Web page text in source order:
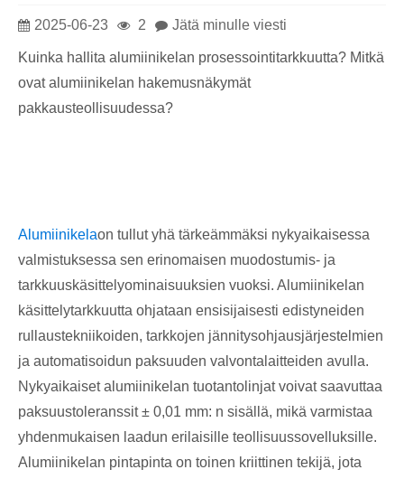
2025-06-23 2 Jätä minulle viesti
Kuinka hallita alumiinikelan prosessointitarkkuutta? Mitkä
ovat alumiinikelan hakemusnäkymät
pakkausteollisuudessa?
Alumiinikelaon tullut yhä tärkeämmäksi nykyaikaisessa
valmistuksessa sen erinomaisen muodostumis- ja
tarkkuuskäsittelyominaisuuksien vuoksi. Alumiinikelan
käsittelytarkkuutta ohjataan ensisijaisesti edistyneiden
rullaustekniikoiden, tarkkojen jännitysohjausjärjestelmien
ja automatisoidun paksuuden valvontalaitteiden avulla.
Nykyaikaiset alumiinikelan tuotantolinjat voivat saavuttaa
paksuustoleranssit ± 0,01 mm: n sisällä, mikä varmistaa
yhdenmukaisen laadun erilaisille teollisuussovelluksille.
Alumiinikelan pintapinta on toinen kriittinen tekijä, jota